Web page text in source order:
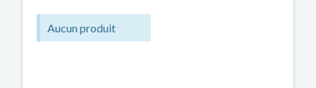
Aucun produit